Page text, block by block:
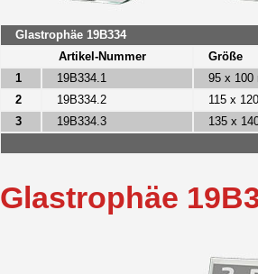
Glastrophäe 19B334
Artikel-Nummer
Größe
1
19B334.1
95 x 100
2
19B334.2
115 x
3
19B334.3 135 x
Glastrophäe